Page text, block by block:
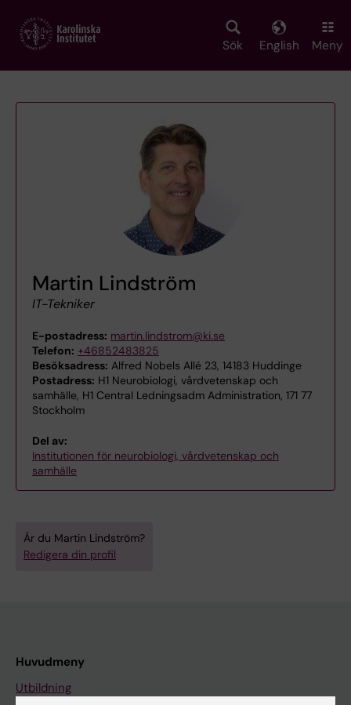
main
Sök English Meny
Martin Lindström
IT-Tekniker
E-postadress: martin.lindstrom@ki.se
Telefon: +46852483825
Besöksadress: Alfred Nobels Allé 23, 14183 Huddinge
Postadress: H1 Neurobiologi, vårdvetenskap och
samhälle, H1 Central Ledningsadm Administration, 171 77
Stockholm
Del av:
Institutionen för neurobiologi, vårdvetenskap och
samhälle
Är du Martin Lindström?
Redigera din profil
Huvudmeny
Utbildning